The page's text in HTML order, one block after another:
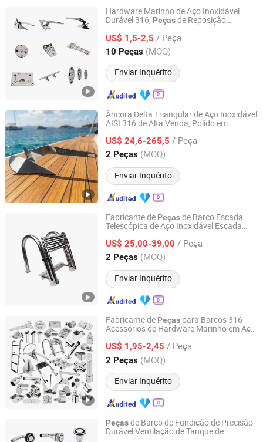
Hardware Marinho de Aço Inoxidável
Durável 316, Peçasde Reposição
Anticorrosão para Barco, Iate, Veleiro e
Embarcação de Pesca
US$ 1,5-2,5 / Peça
10 Peças (MOQ)
Enviar Inquérito
Qingdao Youhao Metal Products Co., Ltd.
Shandong, China Desde 2026
Âncora Delta Triangular de Aço Inoxidável
AISI 316 de Alta Venda, Polido em
de Atração,Peças de Hardware para
Ancoragem de Iate
US$ 24,6-265,5 / Peça
2 Peças (MOQ)
Enviar Inquérito
Qingdao Youhao Metal Products Co., Ltd.
Shandong, China Desde 2026
Fabricante de Peçasde Barco Escada
Telescópica de Aço Inoxidável Escada
Dobrável com Corrimão
US$ 25,00-39,00 / Peça
2 Peças (MOQ)
Enviar Inquérito
Qingdao Alastin Outdoor Products Co., Ltd.
Shandong, China Desde 2023
Fabricante de Peças para Barcos 316
Acessórios de Hardware Marinho em Aço
Amarração Acessório Acessórios para
Barco
US$ 1,95-2,45 / Peça
2 Peças (MOQ)
Enviar Inquérito
Qingdao Alastin Outdoor Products Co., Ltd.
Shandong, China Desde 2023
Peçasde Barco de Fundição de Precisão
Durável Ventilação de Tanque de
Qingdao Alastin Outdoor Products Co., Ltd.